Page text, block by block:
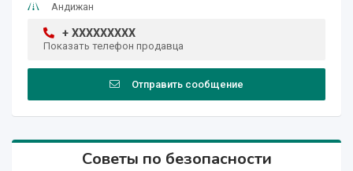
Андижан
+ XXXXXXXXX
Показать телефон продавца
Отправить сообщение
Советы по безопасности